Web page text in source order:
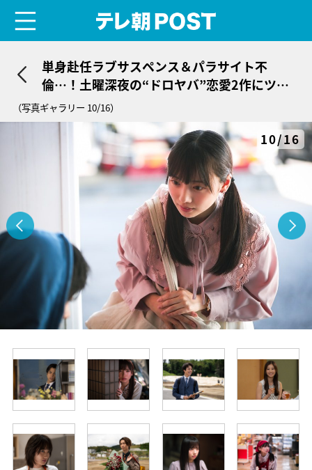
単身赴任ラブサスペンス＆パラサイト不
倫…！土曜深夜の“ドロヤバ”恋愛2作にツッ
コミがとまらない
（写真ギャラリー 10/16）
10/16